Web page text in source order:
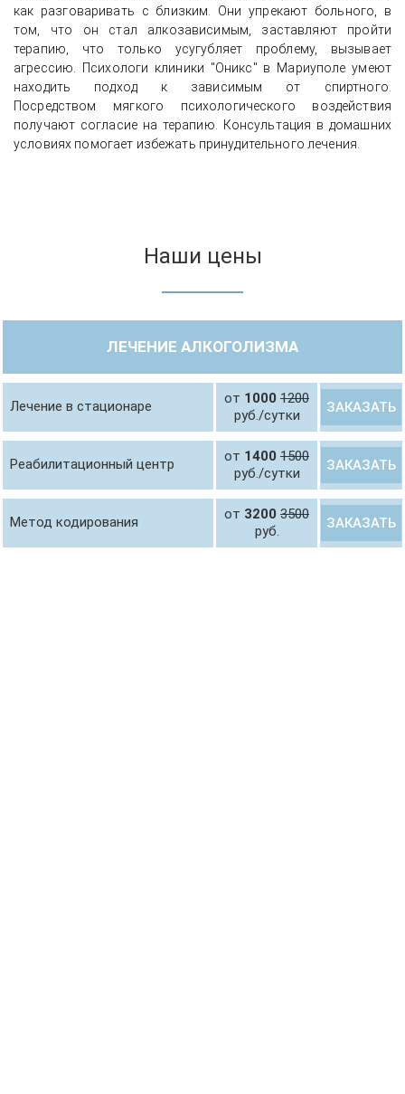
как разговаривать с близким. Они упрекают больного, в
том, что он стал алкозависимым, заставляют пройти
терапию, что только усугубляет проблему, вызывает
агрессию. Психологи клиники "Оникс" в Мариуполе умеют
находить подход к зависимым от спиртного.
Посредством мягкого психологического воздействия
получают согласие на терапию. Консультация в домашних
условиях помогает избежать принудительного лечения.
Наши цены
ЛЕЧЕНИЕ АЛКОГОЛИЗМА
Лечение в стационаре от 1000 1200
руб./сутки
ЗАКАЗАТЬ
Реабилитационный центр от 1400 1500
руб./сутки
ЗАКАЗАТЬ
Метод кодирования от 3200 3500
руб.
ЗАКАЗАТЬ